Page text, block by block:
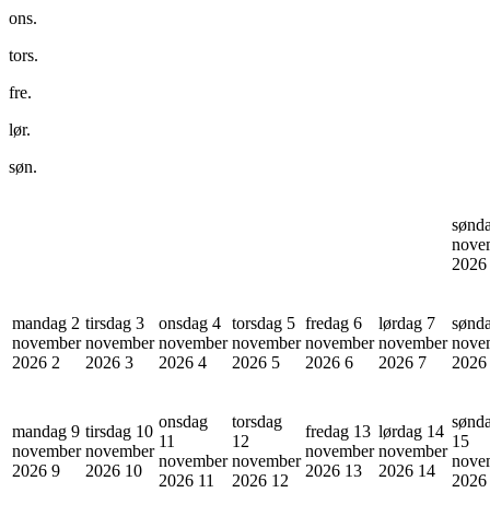
ons.
tors.
fre.
lør.
søn.
2026
mandag 2
november
2026 2
tirsdag 3
november
2026 3
onsdag 4
november
2026 4
torsdag 5
november
2026 5
fredag 6
november
2026 6
lørdag 7
november
2026 7
2026
mandag 9
november
2026 9
tirsdag 10
november
2026 10
onsdag
11
november
2026 11
torsdag
12
november
2026 12
fredag 13
november
2026 13
lørdag 14
november
2026 14
15
2026